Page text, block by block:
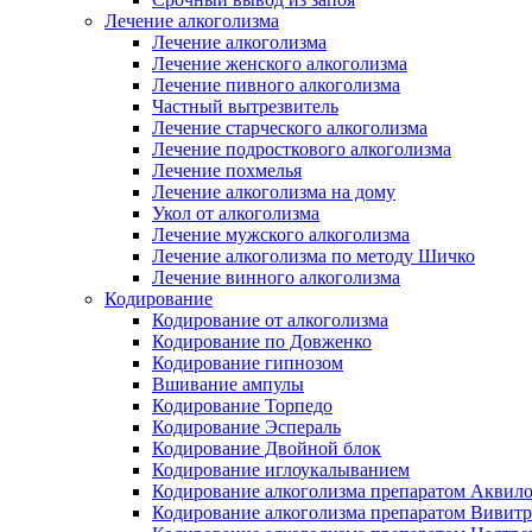
Лечение алкоголизма
Лечение алкоголизма
Лечение женского алкоголизма
Лечение пивного алкоголизма
Частный вытрезвитель
Лечение старческого алкоголизма
Лечение подросткового алкоголизма
Лечение похмелья
Лечение алкоголизма на дому
Укол от алкоголизма
Лечение мужского алкоголизма
Лечение алкоголизма по методу Шичко
Лечение винного алкоголизма
Кодирование
Кодирование от алкоголизма
Кодирование по Довженко
Кодирование гипнозом
Вшивание ампулы
Кодирование Торпедо
Кодирование Эспераль
Кодирование Двойной блок
Кодирование иглоукалыванием
Кодирование алкоголизма препаратом
Кодирование алкоголизма препаратом